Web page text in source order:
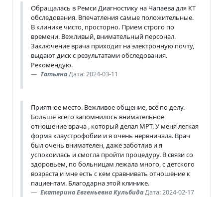
Обращалась в Ремси Диагностику на Чапаева для КТ
обследования. Впечатления самые положительные.
В клинике чисто, просторно. Прием строго по
времени. Вежливый, внимательный персонал.
Заключение врача приходит на электронную почту,
выдают диск с результатами обследования.
Рекомендую.
ТатьянаДата: 2024-03-11
Приятное место. Вежливое общение, всё по делу.
Больше всего запомнилось внимательное
отношение врача , который делал МРТ. У меня легкая
форма клаустрофобии и я очень нервничала. Врач
был очень внимателен, даже заботлив и я
успокоилась и смогла пройти процедуру. В связи со
здоровьем, по больницам лежала много, с детского
возраста и мне есть с кем сравнивать отношение к
пациентам. Благодарна этой клинике.
Екатерина Евгеньевна КульбидаДата: 2024-02-17